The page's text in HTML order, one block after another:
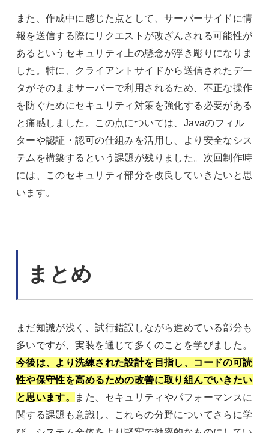
また、作成中に感じた点として、サーバーサイドに情
報を送信する際にリクエストが改ざんされる可能性が
あるというセキュリティ上の懸念が浮き彫りになりま
した。特に、クライアントサイドから送信されたデー
タがそのままサーバーで利用されるため、不正な操作
を防ぐためにセキュリティ対策を強化する必要がある
と痛感しました。この点については、Javaのフィル
ターや認証・認可の仕組みを活用し、より安全なシス
テムを構築するという課題が残りました。次回制作時
には、このセキュリティ部分を改良していきたいと思
います。
まとめ
まだ知識が浅く、試行錯誤しながら進めている部分も
多いですが、実装を通じて多くのことを学びました。
今後は、より洗練された設計を目指し、コードの可読
性や保守性を高めるための改善に取り組んでいきたい
と思います。
また、セキュリティやパフォーマンスに
関する課題も意識し、これらの分野についてさらに学